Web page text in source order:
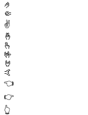
🤌
🤏
✌️
🤞
🫰
🤟
🤘
🤙
👈
👉
👆